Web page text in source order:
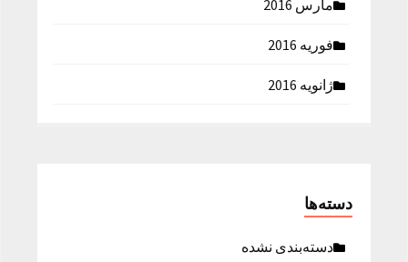
مارس 2016
فوریه 2016
ژانویه 2016
دسته‌ها
دسته‌بندی نشده